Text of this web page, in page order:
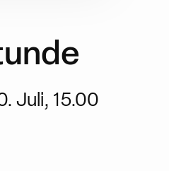
Juli, 15.00